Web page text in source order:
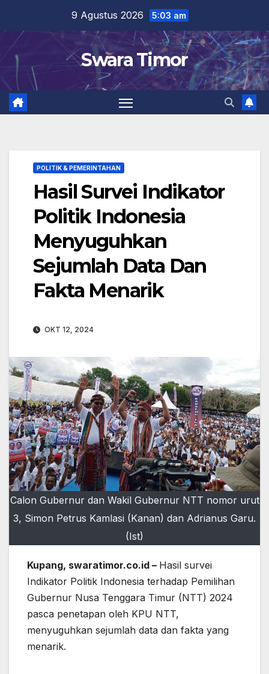
content
9 Agustus 2026 5:03 am
Swara Timor
POLITIK & PEMERINTAHAN
Hasil Survei Indikator
Politik Indonesia
Menyuguhkan
Sejumlah Data Dan
Fakta Menarik
OKT 12, 2024
Calon Gubernur dan Wakil Gubernur NTT nomor urut
3, Simon Petrus Kamlasi (Kanan) dan Adrianus Garu.
(Ist)
Kupang, swaratimor.co.id – Hasil survei
Indikator Politik Indonesia terhadap Pemilihan
Gubernur Nusa Tenggara Timur (NTT) 2024
pasca penetapan oleh KPU NTT,
menyuguhkan sejumlah data dan fakta yang
menarik.